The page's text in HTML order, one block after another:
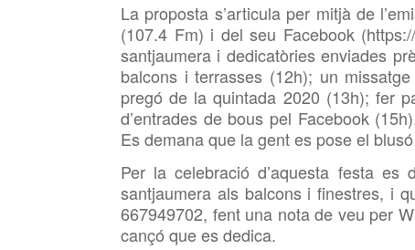
La proposta s’articula per mitjà de
(107.4 Fm) i del seu Facebook
santjaumera i dedicatòries enviades
balcons i terrasses (12h); un
pregó de la quintada 2020 (13h); fer
d’entrades de bous pel Facebook
Es demana que la gent es pose el
Per la celebració d’aquesta festa es
santjaumera als balcons i finestres, i
667949702, fent una nota de veu per
cançó que es dedica.